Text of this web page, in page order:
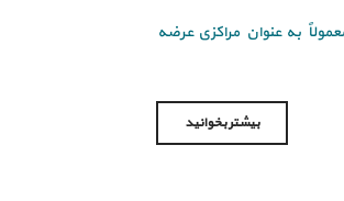
به عنوان مراکزی عرضه
بیشتر بخوانید